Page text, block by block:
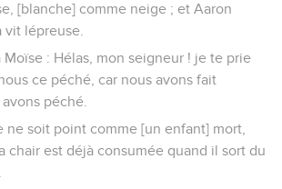
[blanche] comme neige ; et Aaron
vit lépreuse.
: Hélas, mon seigneur ! je te prie
ce péché, car nous avons fait
péché.
ne soit point comme [un enfant] mort,
chair est déjà consumée quand il sort du